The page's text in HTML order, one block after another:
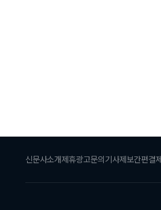
신문사소개제휴광고문의 기사제보간편결제